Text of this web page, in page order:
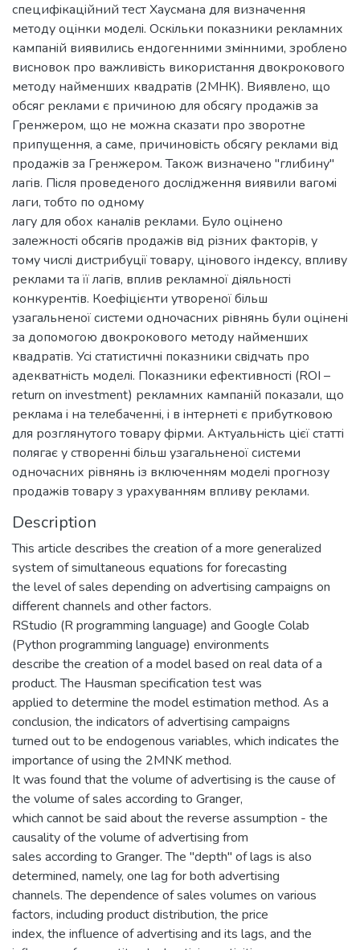
специфiкацiйний тест Хаусмана для визначення
методу оцiнки моделi. Оскiльки показники рекламних
кампанiй виявились ендогенними змiнними, зроблено
висновок про важливiсть використання двокрокового
методу найменших квадратiв (2МНК). Виявлено, що
обсяг реклами є причиною для обсягу продажiв за
Гренжером, що не можна сказати про зворотне
припущення, а саме, причиновiсть обсягу реклами вiд
продажiв за Гренжером. Також визначено "глибину"
лагiв. Пiсля проведеного дослiдження виявили вагомi
лаги, тобто по одному
лагу для обох каналiв реклами. Було оцiнено
залежностi обсягiв продажiв вiд рiзних факторiв, у
тому числi дистрибуцiї товару, цiнового iндексу, впливу
реклами та її лагiв, вплив рекламної дiяльностi
конкурентiв. Коефiцiєнти утвореної бiльш
узагальненої системи одночасних рiвнянь були оцiненi
за допомогою двокрокового методу найменших
квадратiв. Усi статистичнi показники свiдчать про
адекватнiсть моделi. Показники ефективностi (ROI –
return on investment) рекламних кампанiй показали, що
реклама i на телебаченнi, i в iнтернетi є прибутковою
для розглянутого товару фiрми. Актуальнiсть цiєї статтi
полягає у створеннi бiльш узагальненої системи
одночасних рiвнянь iз включенням моделi прогнозу
продажiв товару з урахуванням впливу реклами.
Description
This article describes the creation of a more generalized
system of simultaneous equations for forecasting
the level of sales depending on advertising campaigns on
different channels and other factors.
RStudio (R programming language) and Google Colab
(Python programming language) environments
describe the creation of a model based on real data of a
product. The Hausman specification test was
applied to determine the model estimation method. As a
conclusion, the indicators of advertising campaigns
turned out to be endogenous variables, which indicates the
importance of using the 2MNK method.
It was found that the volume of advertising is the cause of
the volume of sales according to Granger,
which cannot be said about the reverse assumption - the
causality of the volume of advertising from
sales according to Granger. The "depth" of lags is also
determined, namely, one lag for both advertising
channels. The dependence of sales volumes on various
factors, including product distribution, the price
index, the influence of advertising and its lags, and the